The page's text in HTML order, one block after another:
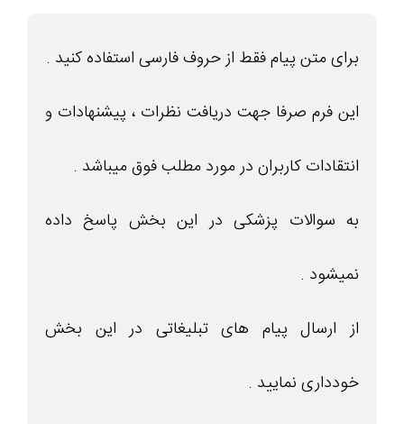
برای متن پیام فقط از حروف فارسی استفاده کنید .
این فرم صرفا جهت دریافت نظرات ، پیشنهادات و
انتقادات کاربران در مورد مطلب فوق میباشد .
به سوالات پزشکی در این بخش پاسخ داده
نمیشود .
از ارسال پیام های تبلیغاتی در این بخش
خودداری نمایید .